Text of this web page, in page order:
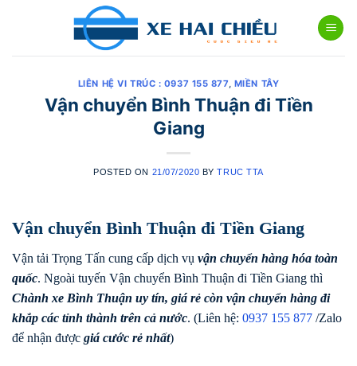
LIÊN HỆ VI TRÚC : 0937 155 877, MIỀN TÂY
Vận chuyển Bình Thuận đi Tiền
Giang
POSTED ON 21/07/2020 BYTRUC TTA
Vận chuyển Bình Thuận đi Tiền Giang
Vận tải Trọng Tấn cung cấp dịch vụ vận chuyển hàng hóa toàn
quốc. Ngoài tuyến Vận chuyển Bình Thuận đi Tiền Giang thì
Chành xe Bình Thuận uy tín, giá rẻ còn vận chuyển hàng đi
khắp các tỉnh thành trên cả nước. (Liên hệ: 0937 155 877 /Zalo
để nhận được giá cước rẻ nhất)